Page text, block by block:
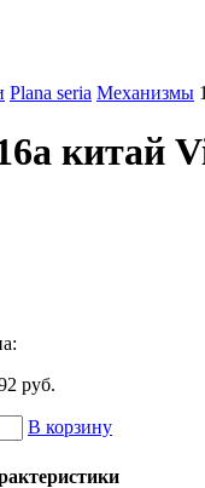
Plana seria Механизмы
китай
руб.
В корзину